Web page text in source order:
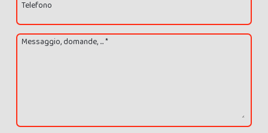
Telefono
Messaggio, domande, ... *